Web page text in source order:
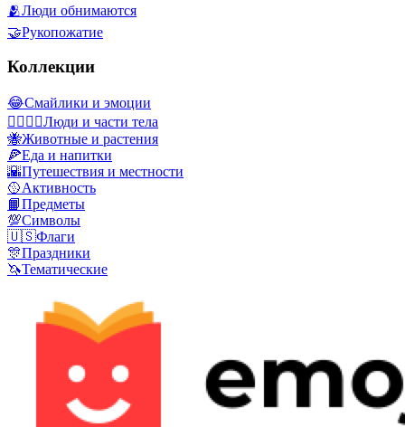
🫂Люди обнимаются
🤝Рукопожатие
Коллекции
😂Смайлики и эмоции
👩‍❤️‍💋‍👨Люди и части тела
🐝Животные и растения
🍕Еда и напитки
🌇Путешествия и местности
🥎Активность
📙Предметы
💯Символы
🇺🇸Флаги
🎊Праздники
🦄Тематические